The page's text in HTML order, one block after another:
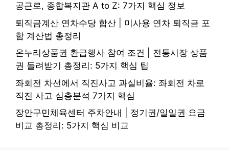
공근로, 종합복지관 A to Z: 7가지 핵심 정보
퇴직금계산 연차수당 합산 | 미사용 연차 퇴직금 포
함 계산법 총정리
온누리상품권 환급행사 참여 조건 | 전통시장 상품
권 돌려받기 총정리: 5가지 핵심 팁
좌회전 차선에서 직진사고 과실비율: 좌회전 차로
직진 사고 심층분석 7가지 핵심
장안구민체육센터 주차안내 | 정기권/일일권 요금
비교 총정리: 5가지 핵심 비교